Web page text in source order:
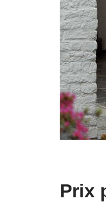
Prix